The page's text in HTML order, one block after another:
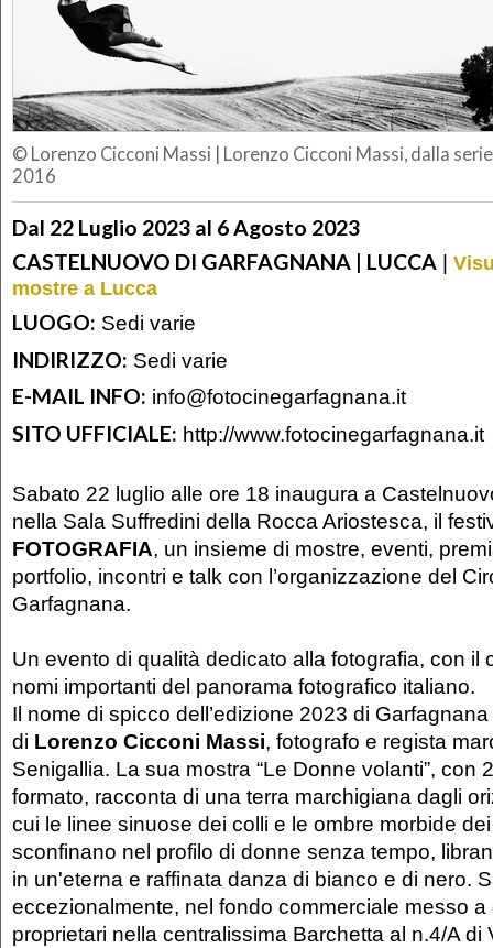
© Lorenzo Cicconi Massi
Lorenzo Cicconi Massi, dalla
2016
Dal 22 Luglio 2023 al 6 Agosto 2023
CASTELNUOVO DI GARFAGNANA | LUCCA |
mostre a Lucca
LUOGO: Sedi varie
INDIRIZZO: Sedi varie
E-MAIL INFO: info@fotocinegarfagnana.it
SITO UFFICIALE: http://www.fotocinegarfagnana.it
Sabato 22 luglio alle ore 18 inaugura a
nella Sala Suffredini della Rocca Ariostesca, il
FOTOGRAFIA, un insieme di mostre, eventi,
portfolio, incontri e talk con l’organizzazione del
Garfagnana.
Un evento di qualità dedicato alla fotografia, con il
nomi importanti del panorama fotografico italiano.
Il nome di spicco dell’edizione 2023 di
di Lorenzo Cicconi Massi, fotografo e regista
Senigallia. La sua mostra “Le Donne volanti”, con
formato, racconta di una terra marchigiana dagli
cui le linee sinuose dei colli e le ombre morbide
sconfinano nel profilo di donne senza tempo,
in un'eterna e raffinata danza di bianco e di nero.
eccezionalmente, nel fondo commerciale messo
proprietari nella centralissima Barchetta al n.4/A di